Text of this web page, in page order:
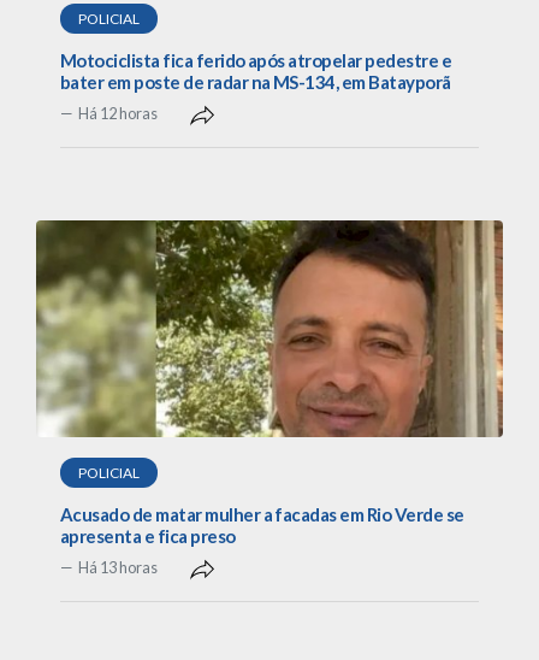
POLICIAL
Motociclista fica ferido após atropelar pedestre e
bater em poste de radar na MS-134, em Batayporã
Há 12 horas
POLICIAL
Acusado de matar mulher a facadas em Rio Verde se
apresenta e fica preso
Há 13 horas